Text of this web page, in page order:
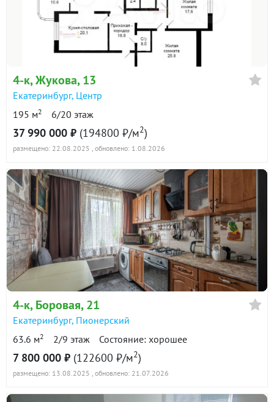
4-к, Жукова, 13
Екатеринбург, Центр
195 м2 6/20 этаж
37 990 000 ₽ (194800 ₽/м2)
размещено: 22.08.2025 , обновлено: 1.08.2026
4-к, Боровая, 21
Екатеринбург, Пионерский
63.6 м2 2/9 этаж Состояние: хорошее
7 800 000 ₽ (122600 ₽/м2)
размещено: 13.08.2025 , обновлено: 21.07.2026